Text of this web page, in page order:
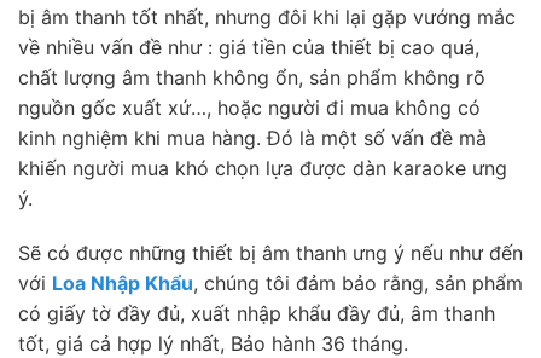
bị âm thanh tốt nhất, nhưng đôi khi lại gặp vướng mắc
về nhiều vấn đề như : giá tiền của thiết bị cao quá,
chất lượng âm thanh không ổn, sản phẩm không rõ
nguồn gốc xuất xứ…, hoặc người đi mua không có
kinh nghiệm khi mua hàng. Đó là một số vấn đề mà
khiến người mua khó chọn lựa được dàn karaoke ưng
ý.
Sẽ có được những thiết bị âm thanh ưng ý nếu như đến
với Loa Nhập Khẩu, chúng tôi đảm bảo rằng, sản phẩm
có giấy tờ đầy đủ, xuất nhập khẩu đầy đủ, âm thanh
tốt, giá cả hợp lý nhất, Bảo hành 36 tháng.